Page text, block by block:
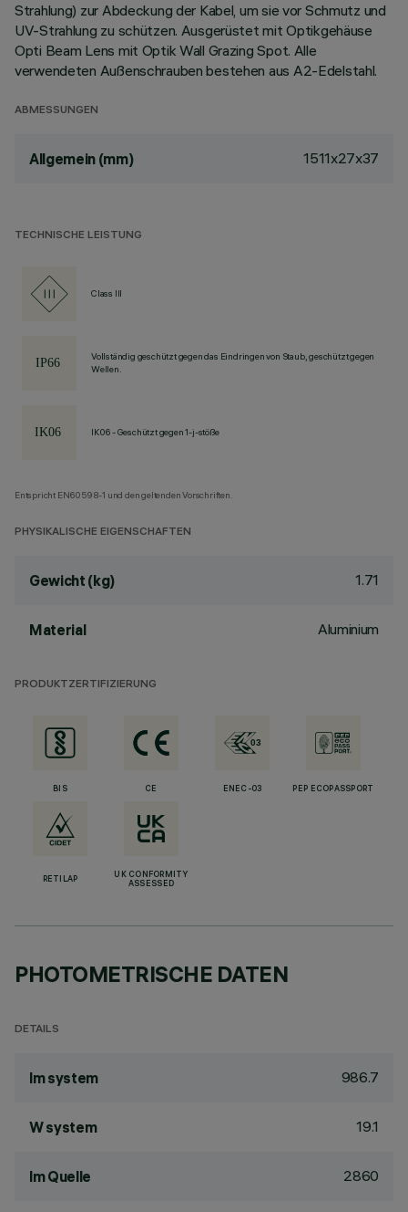
Strahlung) zur Abdeckung der Kabel, um sie vor Schmutz und
UV-Strahlung zu schützen. Ausgerüstet mit Optikgehäuse
Opti Beam Lens mit Optik Wall Grazing Spot. Alle
verwendeten Außenschrauben bestehen aus A2-Edelstahl.
ABMESSUNGEN
Allgemein (mm) 1511x27x37
TECHNISCHE LEISTUNG
Class III
Vollständig geschützt gegen das Eindringen von Staub, geschützt gegen
Wellen.
IK06 - Geschützt gegen 1-j-stöße
Entspricht EN60598-1 und den geltenden Vorschriften.
PHYSIKALISCHE EIGENSCHAFTEN
Gewicht (kg) 1.71
Material Aluminium
PRODUKTZERTIFIZIERUNG
BIS CE ENEC-03 PEP ECOPASSPORT
RETILAP
UK CONFORMITY
ASSESSED
PHOTOMETRISCHE DATEN
DETAILS
lm system 986.7
W system 19.1
lm Quelle 2860